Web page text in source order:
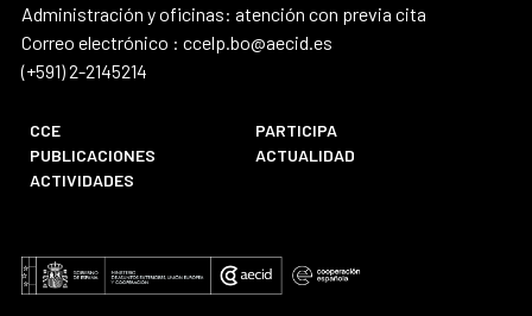
Administración y oficinas: atención con previa cita
Correo electrónico : ccelp.bo@aecid.es
(+591) 2-2145214
CCE
PARTICIPA
PUBLICACIONES
ACTUALIDAD
ACTIVIDADES